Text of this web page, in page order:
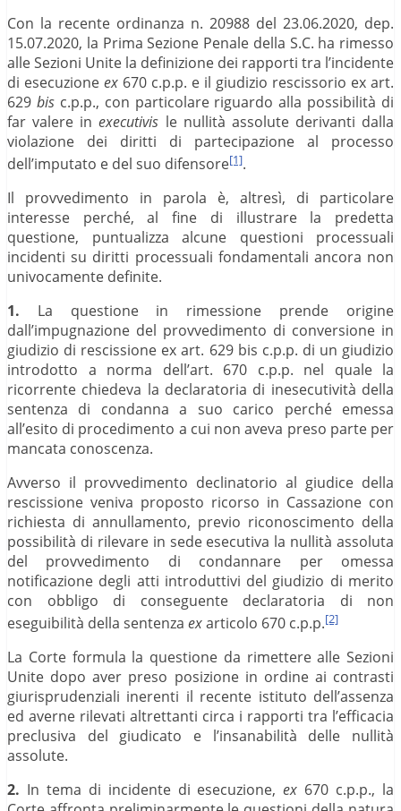
Con la recente ordinanza n. 20988 del 23.06.2020, dep.
15.07.2020, la Prima Sezione Penale della S.C. ha rimesso
alle Sezioni Unite la definizione dei rapporti tra l’incidente
di esecuzione ex 670 c.p.p. e il giudizio rescissorio ex art.
629 bis c.p.p., con particolare riguardo alla possibilità di
far valere inexecutivis le nullità assolute derivanti dalla
violazione dei diritti di partecipazione al processo
dell’imputato e del suo difensore[1].
Il provvedimento in parola è, altresì, di particolare
interesse perché, al fine di illustrare la predetta
questione, puntualizza alcune questioni processuali
incidenti su diritti processuali fondamentali ancora non
univocamente definite.
1. La questione in rimessione prende origine
dall’impugnazione del provvedimento di conversione in
giudizio di rescissione ex art. 629 bis c.p.p. di un giudizio
introdotto a norma dell’art. 670 c.p.p. nel quale la
ricorrente chiedeva la declaratoria di inesecutività della
sentenza di condanna a suo carico perché emessa
all’esito di procedimento a cui non aveva preso parte per
mancata conoscenza.
Avverso il provvedimento declinatorio al giudice della
rescissione veniva proposto ricorso in Cassazione con
richiesta di annullamento, previo riconoscimento della
possibilità di rilevare in sede esecutiva la nullità assoluta
del provvedimento di condannare per omessa
notificazione degli atti introduttivi del giudizio di merito
con obbligo di conseguente declaratoria di non
eseguibilità della sentenza exarticolo 670 c.p.p.[2]
La Corte formula la questione da rimettere alle Sezioni
Unite dopo aver preso posizione in ordine ai contrasti
giurisprudenziali inerenti il recente istituto dell’assenza
ed averne rilevati altrettanti circa i rapporti tra l’efficacia
preclusiva del giudicato e l’insanabilità delle nullità
assolute.
2. In tema di incidente di esecuzione,ex 670 c.p.p., la